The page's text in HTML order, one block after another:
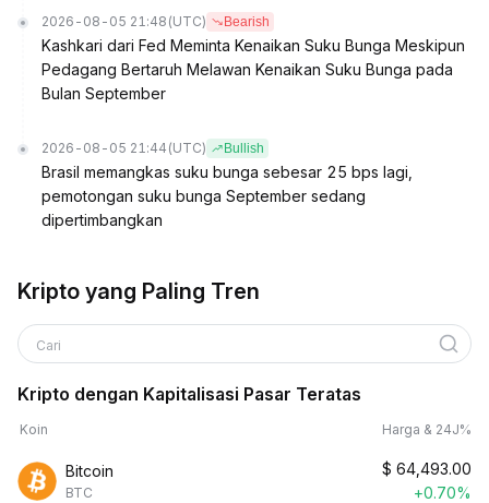
2026-08-05 21:48 (UTC) Bearish
Kashkari dari Fed Meminta Kenaikan Suku Bunga Meskipun
Pedagang Bertaruh Melawan Kenaikan Suku Bunga pada
Bulan September
2026-08-05 21:44 (UTC) Bullish
Brasil memangkas suku bunga sebesar 25 bps lagi,
pemotongan suku bunga September sedang
dipertimbangkan
Kripto yang Paling Tren
Cari
Kripto dengan Kapitalisasi Pasar Teratas
Koin Harga & 24J%
Bitcoin
BTC
$ 64,493.00
+0.70%